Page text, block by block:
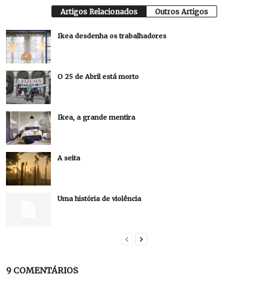
Artigos Relacionados Outros Artigos
Ikea desdenha os trabalhadores
O 25 de Abril está morto
Ikea, a grande mentira
A seita
Uma história de violência
9 COMENTÁRIOS